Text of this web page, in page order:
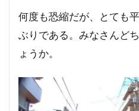
何度も恐縮だが、とても
ぶりである。みなさんど
ょうか。